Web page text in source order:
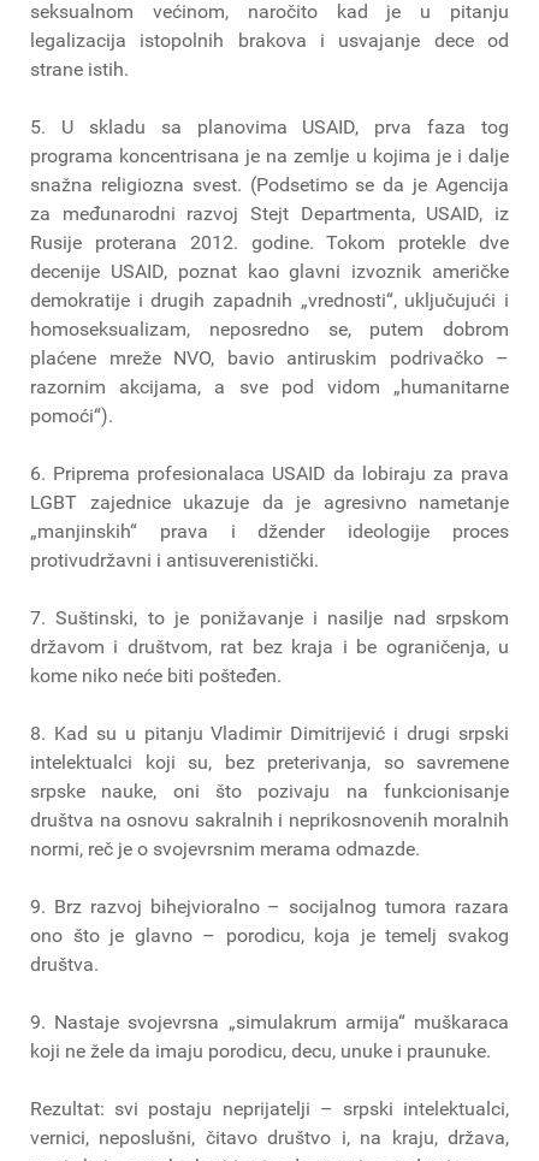
seksualnom većinom, naročito kad je u pitanju
legalizacija istopolnih brakova i usvajanje dece od
strane istih.
5. U skladu sa planovima USAID, prva faza tog
programa koncentrisana je na zemlje u kojima je i dalje
snažna religiozna svest. (Podsetimo se da je Agencija
za međunarodni razvoj Stejt Departmenta, USAID, iz
Rusije proterana 2012. godine. Tokom protekle dve
decenije USAID, poznat kao glavni izvoznik američke
demokratije i drugih zapadnih „vrednosti“, uključujući i
homoseksualizam, neposredno se, putem dobrom
plaćene mreže NVO, bavio antiruskim podrivačko –
razornim akcijama, a sve pod vidom „humanitarne
pomoći“).
6. Priprema profesionalaca USAID da lobiraju za prava
LGBT zajednice ukazuje da je agresivno nametanje
„manjinskih“ prava i džender ideologije proces
protivudržavni i antisuverenistički.
7. Suštinski, to je ponižavanje i nasilje nad srpskom
državom i društvom, rat bez kraja i be ograničenja, u
kome niko neće biti pošteđen.
8. Kad su u pitanju Vladimir Dimitrijević i drugi srpski
intelektualci koji su, bez preterivanja, so savremene
srpske nauke, oni što pozivaju na funkcionisanje
društva na osnovu sakralnih i neprikosnovenih moralnih
normi, reč je o svojevrsnim merama odmazde.
9. Brz razvoj bihejvioralno – socijalnog tumora razara
ono što je glavno – porodicu, koja je temelj svakog
društva.
9. Nastaje svojevrsna „simulakrum armija“ muškaraca
koji ne žele da imaju porodicu, decu, unuke i praunuke.
Rezultat: svi postaju neprijatelji – srpski intelektualci,
vernici, neposlušni, čitavo društvo i, na kraju, država,